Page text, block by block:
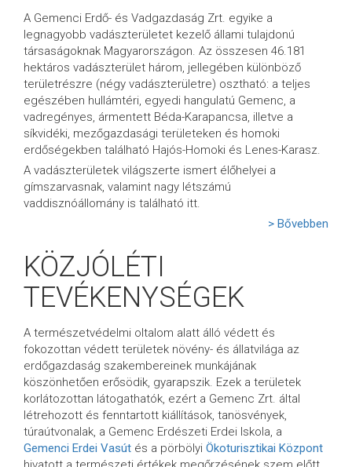
A Gemenci Erdő- és Vadgazdaság Zrt. egyike a
legnagyobb vadászterületet kezelő állami tulajdonú
társaságoknak Magyarországon. Az összesen 46.181
hektáros vadászterület három, jellegében különböző
területrészre (négy vadászterületre) osztható: a teljes
egészében hullámtéri, egyedi hangulatú Gemenc, a
vadregényes, ármentett Béda-Karapancsa, illetve a
síkvidéki, mezőgazdasági területeken és homoki
erdőségekben található Hajós-Homoki és Lenes-Karasz.
A vadászterületek világszerte ismert élőhelyei a
gímszarvasnak, valamint nagy létszámú
vaddisznóállomány is található itt.
> Bővebben
KÖZJÓLÉTI
TEVÉKENYSÉGEK
A természetvédelmi oltalom alatt álló védett és
fokozottan védett területek növény- és állatvilága az
erdőgazdaság szakembereinek munkájának
köszönhetően erősödik, gyarapszik. Ezek a területek
korlátozottan látogathatók, ezért a Gemenc Zrt. által
létrehozott és fenntartott kiállítások, tanösvények,
túraútvonalak, a Gemenc Erdészeti Erdei Iskola, a
Gemenci Erdei Vasút és a pörbölyi Ökoturisztikai Központ